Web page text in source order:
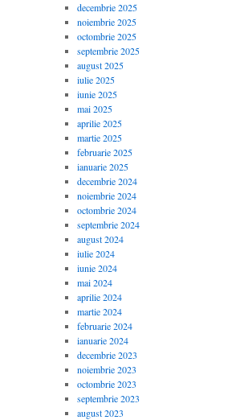
decembrie 2025
noiembrie 2025
octombrie 2025
septembrie 2025
august 2025
iulie 2025
iunie 2025
mai 2025
aprilie 2025
martie 2025
februarie 2025
ianuarie 2025
decembrie 2024
noiembrie 2024
octombrie 2024
septembrie 2024
august 2024
iulie 2024
iunie 2024
mai 2024
aprilie 2024
martie 2024
februarie 2024
ianuarie 2024
decembrie 2023
noiembrie 2023
octombrie 2023
septembrie 2023
august 2023